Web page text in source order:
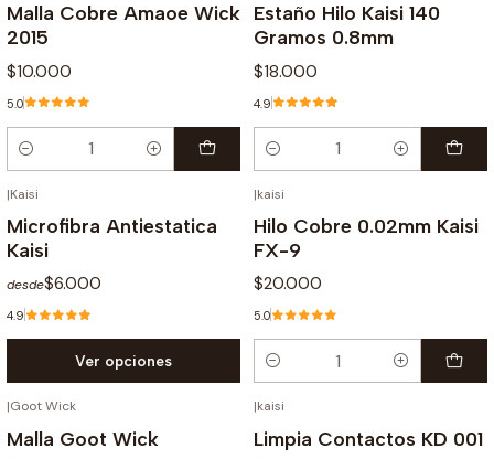
Malla Cobre Amaoe Wick
2015
$10.000
5.0
Cantidad
Estaño Hilo Kaisi 140
Gramos 0.8mm
$18.000
4.9
Cantidad
|Kaisi
Microfibra Antiestatica
Kaisi
desde$6.000
4.9
Ver opciones
|kaisi
Hilo Cobre 0.02mm Kaisi
FX-9
$20.000
5.0
Cantidad
|Goot Wick
Malla Goot Wick
|kaisi
Limpia Contactos KD 001